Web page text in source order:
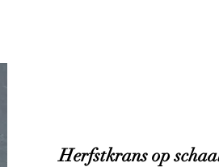
Herfstkrans op